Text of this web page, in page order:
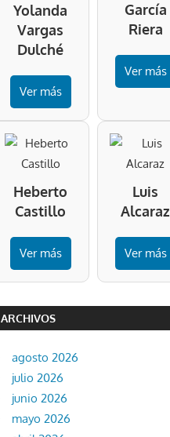
Yolanda
Vargas
Dulché
Ver más
García
Riera
Ver más
Heberto
Castillo
Ver más
Luis
Alcaraz
Ver más
ARCHIVOS
agosto 2026
julio 2026
junio 2026
mayo 2026